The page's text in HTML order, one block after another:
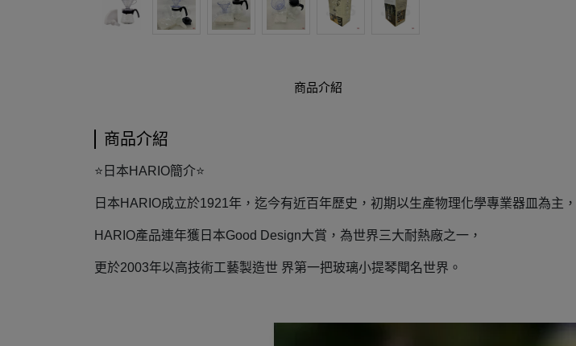
商品介紹
商品介紹
⭐日本HARIO簡介⭐
日本HARIO成立於1921年，迄今有近百年歷史，初期以生產物理化學專業器皿為主，
HARIO產品連年獲日本Good Design大賞，為世界三大耐熱廠之一，
更於2003年以高技術工藝製造世 界第一把玻璃小提琴聞名世界。